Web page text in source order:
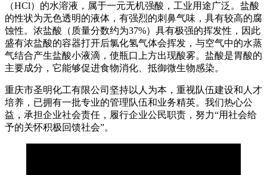
（HCl）的水溶液，属于一元无机强酸，工业用途广泛。盐酸
的性状为无色透明的液体，有强烈的刺鼻气味，具有较高的腐
蚀性。浓盐酸（质量分数约为37%）具有极强的挥发性，因此
盛有浓盐酸的容器打开后氯化氢气体会挥发，与空气中的水蒸
气结合产生盐酸小液滴，使瓶口上方出现酸雾。盐酸是胃酸的
主要成分，它能够促进食物消化、抵御微生物感染。
重庆市圣明化工有限公司坚持以人为本，重视队伍建设和人才
培养，已拥有一批专业的管理队伍和业务精英。我们热心公
益，承担企业社会责任，履行企业公民职责，努力“用社会给
予的关怀积极回馈社会”。